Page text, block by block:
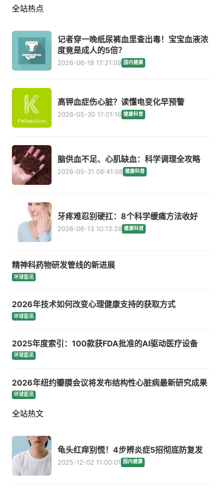
全站热点
记者穿一晚纸尿裤血里查出毒！宝宝血液浓
度竟是成人的5倍？
2026-06-18 17:21:09 国内健康
高钾血症伤心脏？读懂电变化早预警
2026-05-30 17:01:16 健康科普
脑供血不足、心肌缺血：科学调理全攻略
2026-05-31 08:41:08 健康科普
牙疼难忍别硬扛：8个科学缓痛方法收好
2026-06-13 10:13:28 健康科普
精神科药物研发管线的新进展
环球医讯
2026年技术如何改变心理健康支持的获取方式
环球医讯
2025年度索引：100款获FDA批准的AI驱动医疗设备
环球医讯
2026年纽约瓣膜会议将发布结构性心脏病最新研究成果
环球医讯
全站热文
龟头红痒别慌！4步辨炎症5招彻底防复发
2025-12-02 11:00:01 国内健康